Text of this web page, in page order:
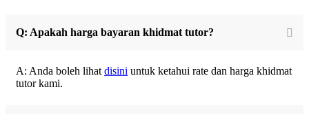
Q: Apakah harga bayaran khidmat tutor?
A: Anda boleh lihat disini untuk ketahui rate dan harga khidmat
tutor kami.